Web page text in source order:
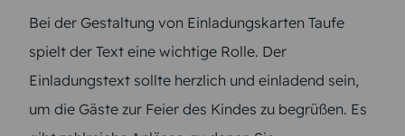
Bei der Gestaltung von Einladungskarten Taufe
spielt der Text eine wichtige Rolle. Der
Einladungstext sollte herzlich und einladend sein,
um die Gäste zur Feier des Kindes zu begrüßen. Es